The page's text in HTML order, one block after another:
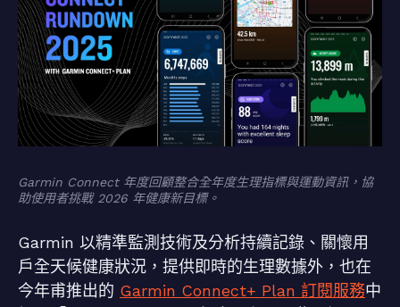
Garmin Connect 年度回顧整合全年度生理指標與運動資訊，協
助使用者挑戰 2026 年健康新目標。
Garmin 以精準監測技術及分析持續記錄、關懷用
戶全天候健康狀況，提供即時的生理數據外，也在
今年甫推出的 Garmin Connect+ Plan 訂閱服務中